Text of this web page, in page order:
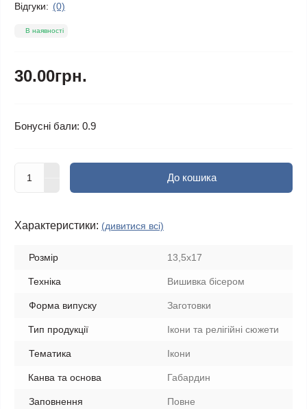
Відгуки: (0)
В наявності
30.00грн.
Бонусні бали: 0.9
До кошика
Характеристики: (дивитися всі)
Розмір 13,5х17
Техніка Вишивка бісером
Форма випуску Заготовки
Тип продукції Ікони та релігійні сюжети
Тематика Ікони
Канва та основа Габардин
Заповнення Повне